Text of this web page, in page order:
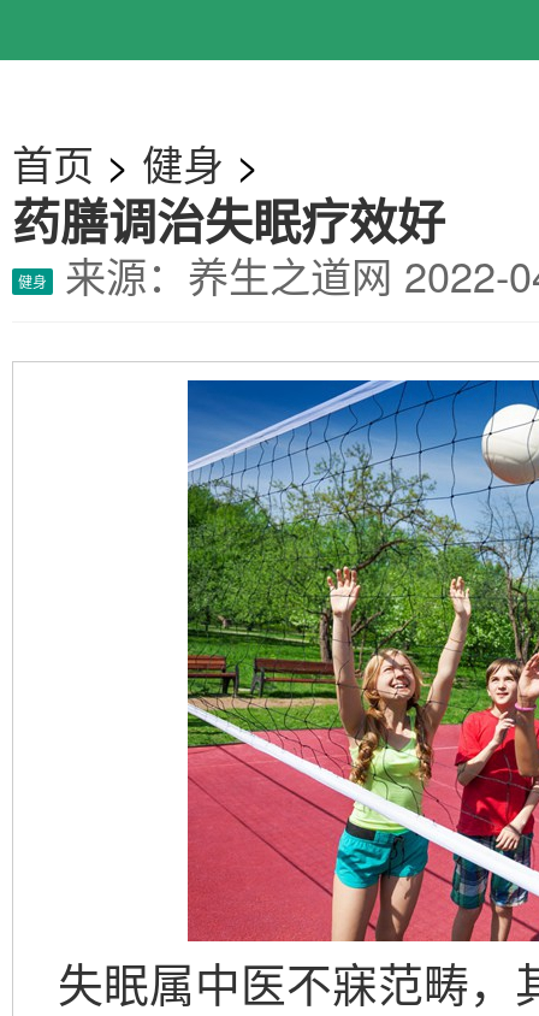
首页 > 健身 >
药膳调治失眠疗效好
健身 来源：养生之道网 2022-
失眠属中医不寐范畴